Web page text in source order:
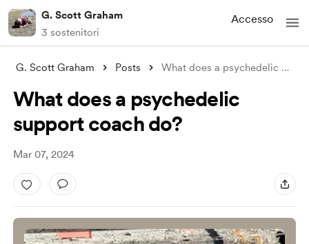
G. Scott Graham
3 sostenitori
Accesso
G. Scott Graham Posts What does a psychedelic support coach do
What does a psychedelic
support coach do?
Mar 07, 2024